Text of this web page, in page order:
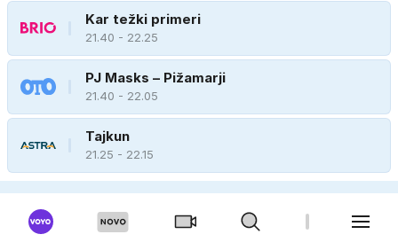
Kar težki primeri
21.40 - 22.25
PJ Masks – Pižamarji
21.40 - 22.05
Tajkun
21.25 - 22.15
BIBALEZE